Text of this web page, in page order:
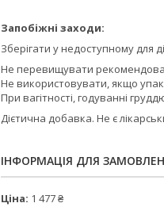
Запобіжні заходи:
Зберігати у недоступному для
Не перевищувати
Не використовувати, якщо
При вагітності, годуванні
Дієтична добавка. Не є
ІНФОРМАЦІЯ ДЛЯ
Ціна: 1 477 ₴